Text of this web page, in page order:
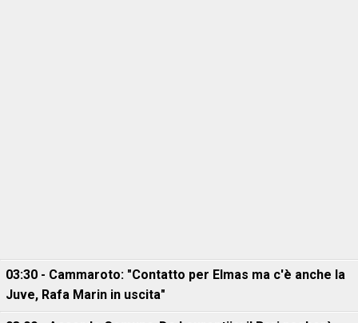
03:30 - Cammaroto: "Contatto per Elmas ma c'è anche la
Juve, Rafa Marin in uscita"